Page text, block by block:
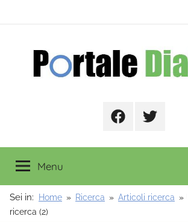
FacebookTwitter
Menu
Sei in: Home Ricerca Articoli ricerca
ricerca (2)